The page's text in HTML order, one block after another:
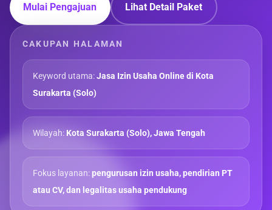
Mulai Pengajuan Lihat Detail Paket
CAKUPAN HALAMAN
Keyword utama:Jasa Izin Usaha Online di Kota
Surakarta (Solo)
Wilayah:Kota Surakarta (Solo), Jawa Tengah
Fokus layanan:pengurusan izin usaha, pendirian PT
atau CV, dan legalitas usaha pendukung